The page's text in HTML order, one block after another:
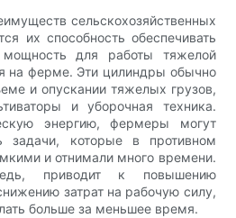
сельскохозяйственных
их способность обеспечивать
для работы тяжелой
на ферме. Эти цилиндры обычно
и опускании тяжелых грузов,
и уборочная техника.
энергию, фермеры могут
задачи, которые в противном
и отнимали много времени.
приводит к повышению
затрат на рабочую силу,
больше за меньшее время.